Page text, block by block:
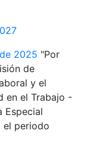
2025 "Por
de
y el
en el Trabajo -
Especial
el periodo